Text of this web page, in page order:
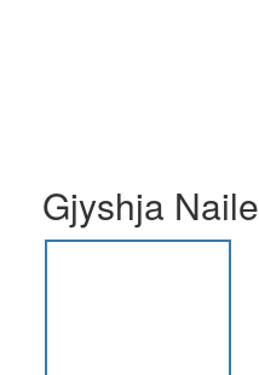
Gjyshja Naile